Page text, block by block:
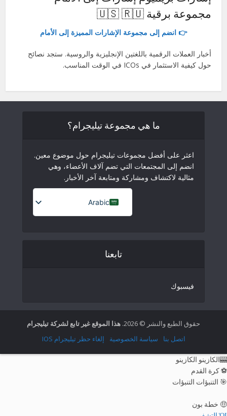
مجموعة برقية 🇺🇸 🇷🇺
👉 انضم إلى مجموعة الإشارات المميزة إلى الأمام
أخبار العملات الرقمية باللغتين الإنجليزية والروسية. ستجد نصائح
حول كيفية الاستثمار في ICOs في الوقت المناسب.
ما هي مجموعة تيليجرام؟
اعثر على أفضل مجموعات تيليجرام حول موضوع معين.
انضم إلى المجتمعات التي تضم آلاف الأعضاء، وهي
مثالية لاكتشاف ومشاركة ومتابعة آخر الأخبار.
Arabic
French (France)
Italian
Greek
Chinese
Japanese
تابعنا
فيسبوك
حقوق الطبع والنشر © 2026.
هذا الموقع غير تابع لشركة تيليجرام
إلغاء حظر تيليجرام IOS
سياسة الخصوصية اتصل بنا
🎰الكازينو الكازينو
⚽ كرة القدم
🎯 التنبؤات التنبؤات
🤑 خطة بون